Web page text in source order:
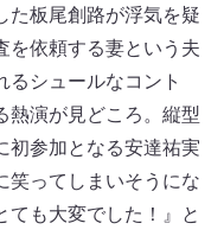
た板尾創路が浮気を疑
を依頼する妻という夫
るシュールなコント
熱演が見どころ。縦型
初参加となる安達祐実
笑ってしまいそうにな
ても大変でした！』と